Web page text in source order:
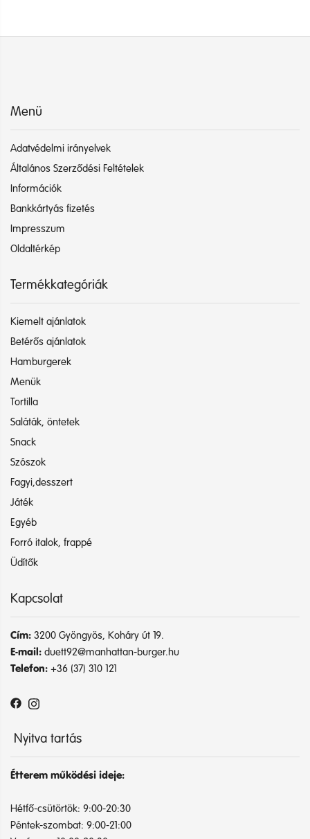
Menü
Adatvédelmi irányelvek
Általános Szerződési Feltételek
Információk
Bankkártyás fizetés
Impresszum
Oldaltérkép
Termékkategóriák
Kiemelt ajánlatok
Betérős ajánlatok
Hamburgerek
Menük
Tortilla
Saláták, öntetek
Snack
Szószok
Fagyi,desszert
Játék
Egyéb
Forró italok, frappé
Üdítők
Kapcsolat
Cím: 3200 Gyöngyös, Koháry út 19.
E-mail: duett92@manhattan-burger.hu
Telefon: +36 (37) 310 121
Nyitva tartás
Étterem működési ideje:
Hétfő-csütörtök: 9:00-20:30
Péntek-szombat: 9:00-21:00